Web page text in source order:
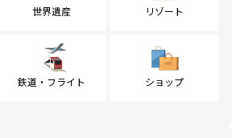
世界遺産 リゾート
鉄道・フライト ショップ